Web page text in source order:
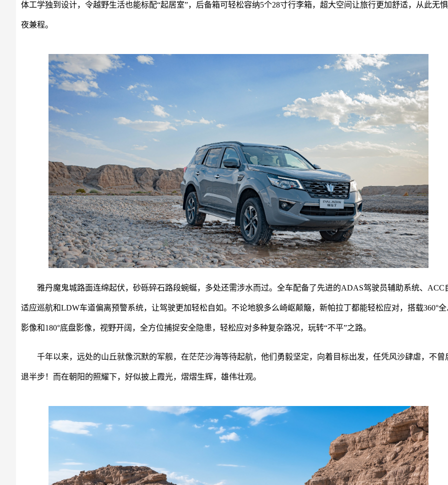
体工学独到设计，令越野生活也能标配“起居室”，后备箱可轻松容纳5个28寸行李箱，超大空间让旅行更加舒适，从此无
夜兼程。
雅丹魔鬼城路面连绵起伏，砂砾碎石路段蜿蜒，多处还需涉水而过。全车配备了先进的ADAS驾驶员辅助系统、ACC
适应巡航和LDW车道偏离预警系统，让驾驶更加轻松自如。不论地貌多么崎岖颠簸，新帕拉丁都能轻松应对，搭载360°全
影像和180°底盘影像，视野开阔，全方位捕捉安全隐患，轻松应对多种复杂路况，玩转“不平”之路。
千年以来，远处的山丘就像沉默的军舰，在茫茫沙海等待起航，他们勇毅坚定，向着目标出发，任凭风沙肆虐，不曾
退半步！而在朝阳的照耀下，好似披上霞光，熠熠生辉，雄伟壮观。